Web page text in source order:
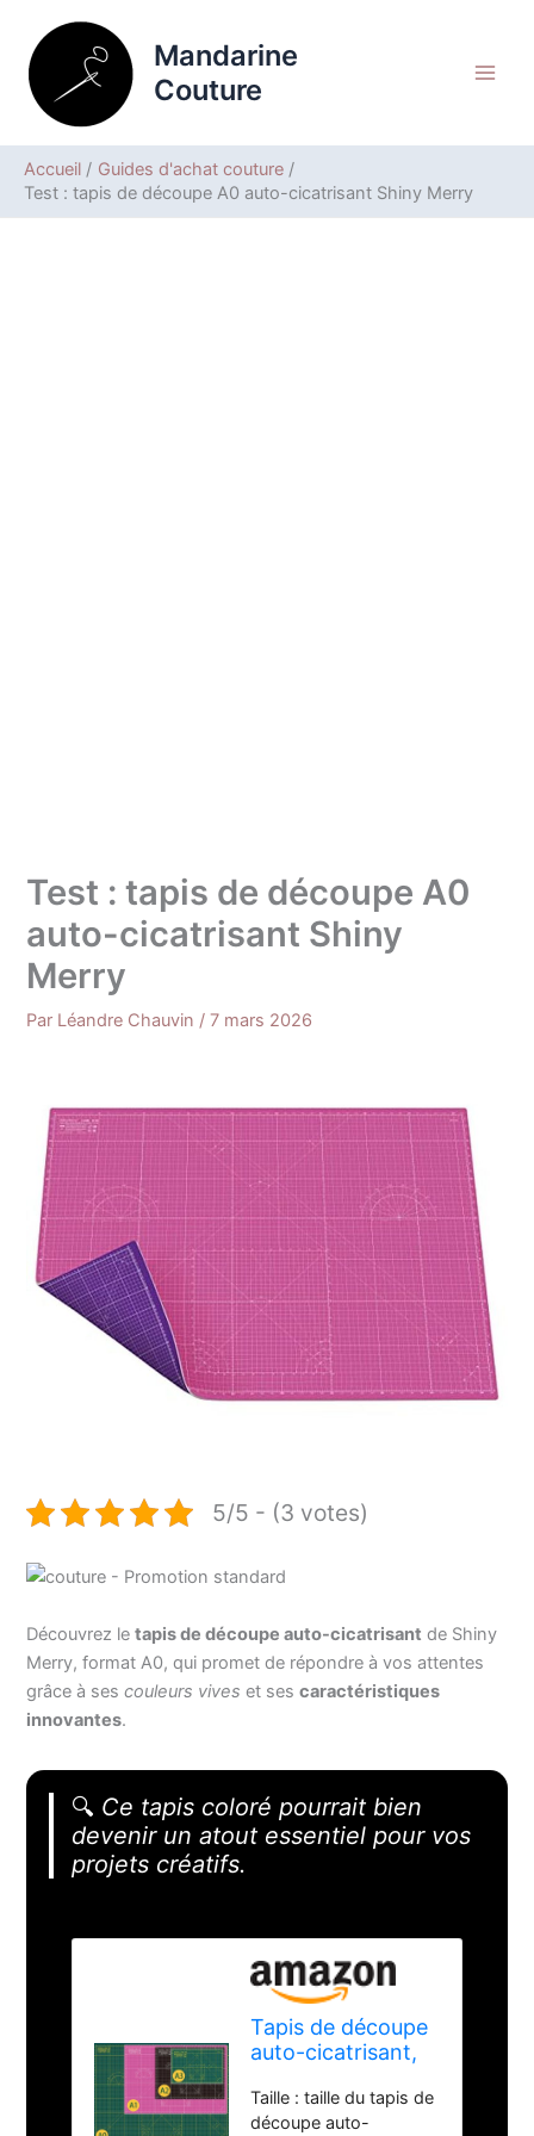
contenu
Mandarine
Couture
Accueil
Guides d'achat couture
Test : tapis de découpe A0 auto-cicatrisant Shiny Merry
Test : tapis de découpe A0
auto-cicatrisant Shiny
Merry
Par Léandre Chauvin /7 mars 2026
5/5 - (3 votes)
Découvrez letapis de découpe auto-cicatrisant de Shiny
Merry, format A0, qui promet de répondre à vos attentes
grâce à sescouleurs vives et sescaractéristiques
innovantes.
🔍 Ce tapis coloré pourrait bien
devenir un atout essentiel pour vos
projets créatifs.
Tapis de découpe
auto-cicatrisant,
121,9 cm, double
face, 5 plis, pour
Taille : taille du tapis de
découpe auto-